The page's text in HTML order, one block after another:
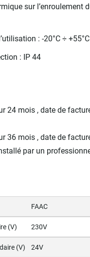
sur l’enroulement
: -20°C ÷ +55°C
: IP 44
24 mois , date de
36 mois , date de
par un
FAAC
(V) 230V
(V) 24V